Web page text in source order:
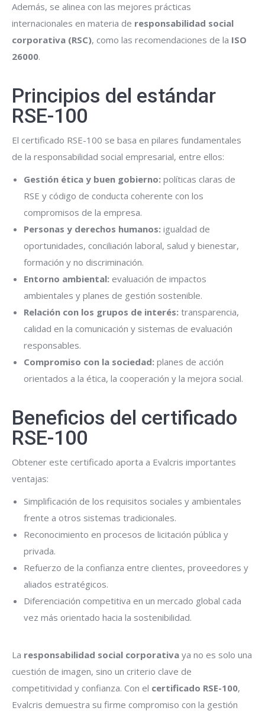
Además, se alinea con las mejores prácticas
internacionales en materia de responsabilidad social
corporativa (RSC), como las recomendaciones de la ISO
26000.
Principios del estándar
RSE-100
El certificado RSE-100 se basa en pilares fundamentales
de la responsabilidad social empresarial, entre ellos:
Gestión ética y buen gobierno: políticas claras de
RSE y código de conducta coherente con los
compromisos de la empresa.
Personas y derechos humanos: igualdad de
oportunidades, conciliación laboral, salud y bienestar,
formación y no discriminación.
Entorno ambiental: evaluación de impactos
ambientales y planes de gestión sostenible.
Relación con los grupos de interés: transparencia,
calidad en la comunicación y sistemas de evaluación
responsables.
Compromiso con la sociedad: planes de acción
orientados a la ética, la cooperación y la mejora social.
Beneficios del certificado
RSE-100
Obtener este certificado aporta a Evalcris importantes
ventajas:
Simplificación de los requisitos sociales y ambientales
frente a otros sistemas tradicionales.
Reconocimiento en procesos de licitación pública y
privada.
Refuerzo de la confianza entre clientes, proveedores y
aliados estratégicos.
Diferenciación competitiva en un mercado global cada
vez más orientado hacia la sostenibilidad.
La responsabilidad social corporativa ya no es solo una
cuestión de imagen, sino un criterio clave de
competitividad y confianza. Con el certificado RSE-100,
Evalcris demuestra su firme compromiso con la gestión